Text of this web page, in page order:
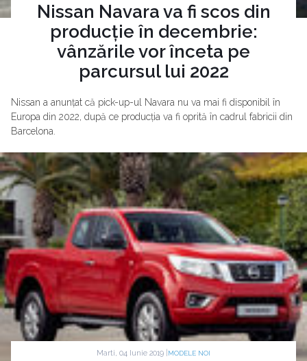
Nissan Navara va fi scos din
producție în decembrie:
vânzările vor înceta pe
parcursul lui 2022
Nissan a anunțat că pick-up-ul Navara nu va mai fi disponibil în
Europa din 2022, după ce producția va fi oprită în cadrul fabricii din
Barcelona.
Marti, 04 Iunie 2019 | MODELE NOI